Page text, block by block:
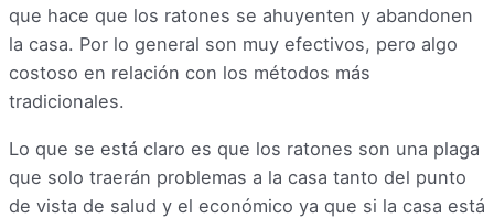
que hace que los ratones se ahuyenten y abandonen
la casa. Por lo general son muy efectivos, pero algo
costoso en relación con los métodos más
tradicionales.
Lo que se está claro es que los ratones son una plaga
que solo traerán problemas a la casa tanto del punto
de vista de salud y el económico ya que si la casa está